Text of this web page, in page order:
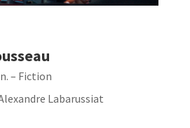
– Fiction
Labarussiat